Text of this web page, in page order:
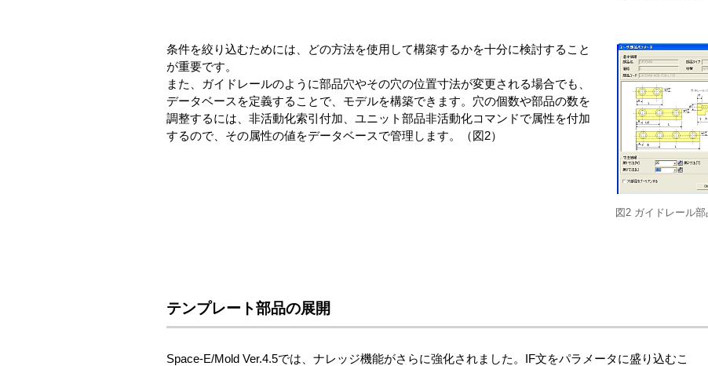
図2 ガイドレール
条件を絞り込むためには、どの方法を使用して構築するかを十分に検討すること
が重要です。
また、ガイドレールのように部品穴やその穴の位置寸法が変更される場合でも、
データベースを定義することで、モデルを構築できます。穴の個数や部品の数を
調整するには、非活動化索引付加、ユニット部品非活動化コマンドで属性を付加
するので、その属性の値をデータベースで管理します。（図2）
テンプレート部品の展開
Space-E/Mold Ver.4.5では、ナレッジ機能がさらに強化されました。IF文をパラメータに盛り込むこ